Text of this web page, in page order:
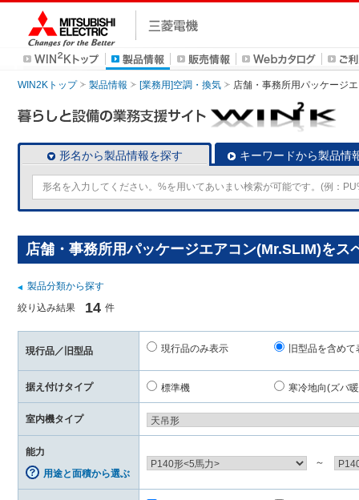
WIN2Kトップ 製品情報 [業務用]空調・換気 店舗・事務所用パッケージ
形名から製品情報を探す キーワードから製品情
店舗・事務所用パッケージエアコン(Mr.SLIM)をス
製品分類から探す
絞り込み結果
14 件
現行品／旧型品 現行品のみ表示 旧型品を含めて
据え付けタイプ 標準機 寒冷地向(ズバ
室内機タイプ
能力
用途と面積から選ぶ
～